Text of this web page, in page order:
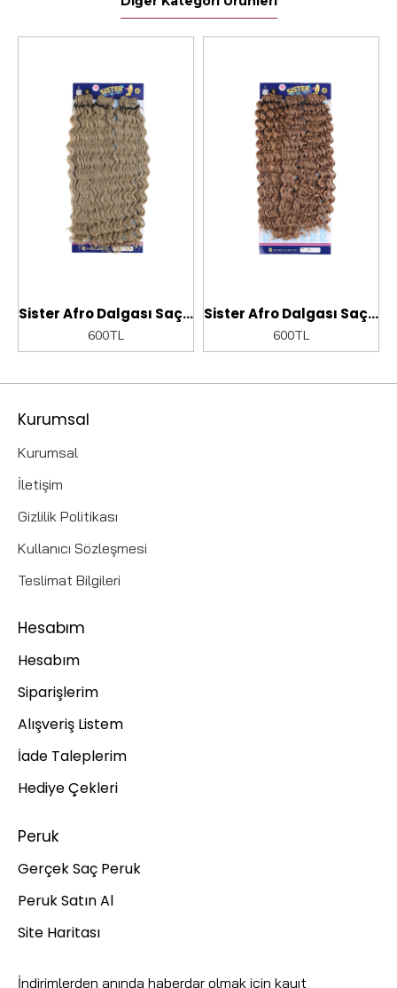
Sister Afro Dalgası Saç - Balköpüğü 24
600TL
Sister Afro Dalgası Saç - Karamel 27
600TL
Kurumsal
Kurumsal
İletişim
Gizlilik Politikası
Kullanıcı Sözleşmesi
Teslimat Bilgileri
Hesabım
Hesabım
Siparişlerim
Alışveriş Listem
İade Taleplerim
Hediye Çekleri
Peruk
Gerçek Saç Peruk
Peruk Satın Al
Site Haritası
İndirimlerden anında haberdar olmak için kayıt